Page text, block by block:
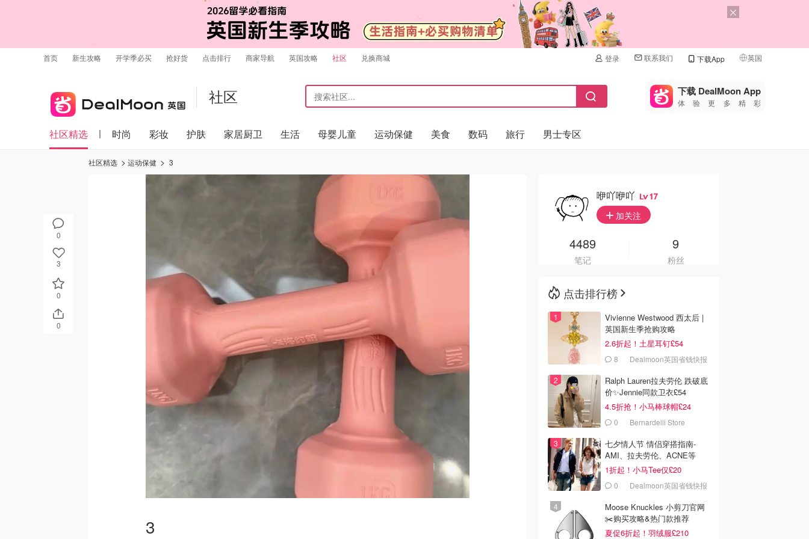
首页 新生攻略 开学季必买 抢好货 点击排行 商家导航 英国攻略 社区 兑换商城 登录 联系我们 下载App 英国
🇺🇸
🇨🇳 中国
🇦🇺
社区 下载 DealMoon App
体验更多精彩
社区精选 时尚 彩妆 护肤 家居厨卫 生活 母婴儿童 运动保健 美食 数码 旅行 男士专区
0
3
0
0
社区精选 运动保健 3
3
咿吖咿吖 17
加关注
4489
笔记
9
粉丝
点击排行榜
Vivienne Westwood 西太后 |
英国新生季抢购攻略
2.6折起！土星耳钉£54
8 Dealmoon英国省钱快报
Ralph Lauren拉夫劳伦 跌破底
价✨Jennie同款卫衣£54
4.5折抢！小马棒球帽£24
0 Bernardelli Store
七夕情人节 情侣穿搭指南-
AMI、拉夫劳伦、ACNE等
1折起！小马Tee仅£20
0 Dealmoon英国省钱快报
Moose Knuckles 小剪刀官网
✂️购买攻略&热门款推荐
夏促6折起！羽绒服£210